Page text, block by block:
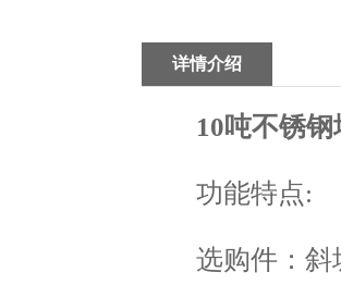
详情介绍
10吨不锈
功能特点:
选购件：斜